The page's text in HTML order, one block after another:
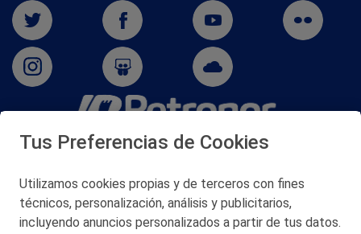
San Martín 5-Edificio Muñatones,
© 2026 Petronor S.A.
Tus Preferencias de Cookies
Utilizamos cookies propias y de terceros con fines
técnicos, personalización, análisis y publicitarios,
incluyendo anuncios personalizados a partir de tus datos.